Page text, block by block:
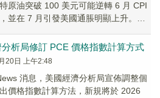
原油突破 100 美元可能逆轉 6 月 CPI
並在 7 月引發美國通脹明顯上升。其
析局修訂 PCE 價格指數計算方式
20日 上午2:48
消息，美國經濟分析局宣佈調整個
價格指數計算方法，新規將於 2026